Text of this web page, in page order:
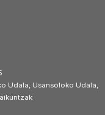
Udala, Usansoloko Udala,